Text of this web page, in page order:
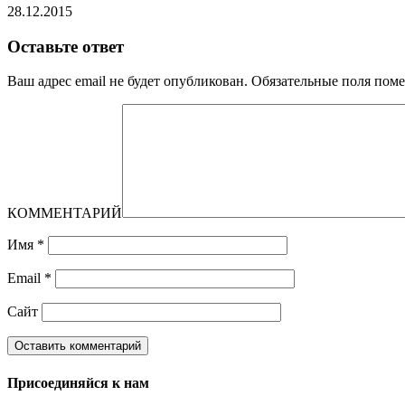
28.12.2015
Оставьте ответ
Ваш адрес email не будет опубликован. Обязательные поля
КОММЕНТАРИЙ
Имя *
Email *
Сайт
Присоединяйся к нам